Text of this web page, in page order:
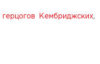
герцогов Кембриджских,